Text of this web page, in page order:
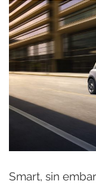
Smart, sin